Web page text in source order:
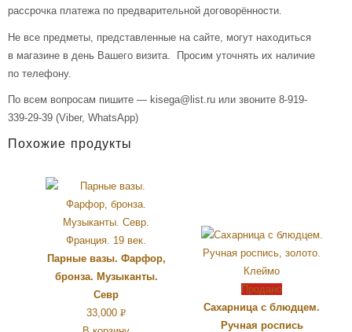
рассрочка платежа по предварительной договорённости.
Не все предметы, представленные на сайте, могут находиться
в магазине в день Вашего визита. Просим уточнять их наличие
по телефону.
По всем вопросам пишите — kisega@list.ru или звоните 8-919-
339-29-39 (Viber, WhatsApp)
Похожие продукты
Парные вазы. Фарфор,
бронза. Музыканты.
Севр
33,000 Р
Продано
Сахарница с блюдцем.
Ручная роспись